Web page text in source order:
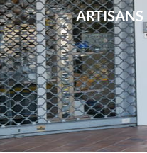
ARTISANS